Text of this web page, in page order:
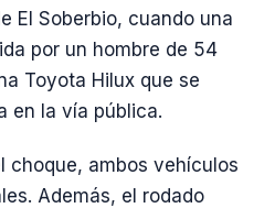
El Soberbio, cuando una
por un hombre de 54
Toyota Hilux que se
en la vía pública.
choque, ambos vehículos
Además, el rodado